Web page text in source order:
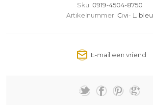
Sku: 0919-4504-8750
Artikelnummer: Civi- L. bleu